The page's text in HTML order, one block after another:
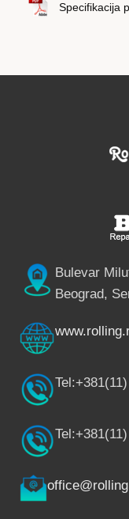
Specifikacija
Bulevar
Beograd,